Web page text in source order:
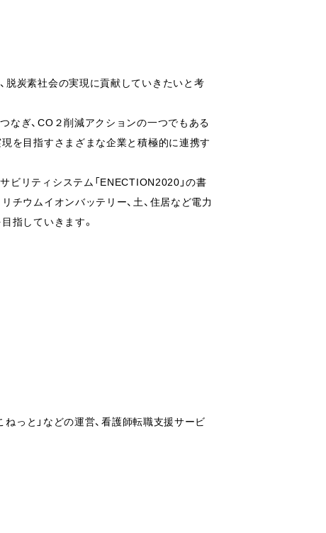
脱炭素社会の実現に貢献していきたいと考
なぎ、CO２削減アクションの一つでもある
を目指すさまざまな企業と積極的に連携す
ビリティシステム「ENECTION2020」の書
チウムイオンバッテリー、土、住居など電力
指していきます。
ねっと」などの運営、看護師転職支援サービ